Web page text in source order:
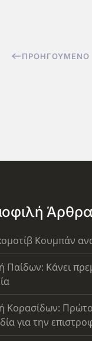
ΠΡΟΗΓΟΎΜΕΝΟ
Άρθρα
Κουμπάν
Παίδων: Κάνει
Κορασίδων:
για την